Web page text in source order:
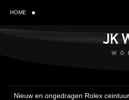
HOME
Nieuw en ongedragen Rolex